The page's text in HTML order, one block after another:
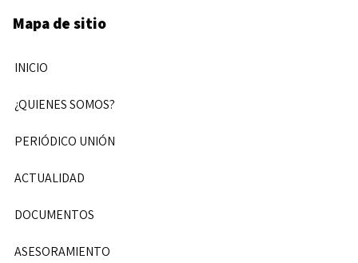
Mapa de sitio
INICIO
¿QUIENES SOMOS?
PERIÓDICO UNIÓN
ACTUALIDAD
DOCUMENTOS
ASESORAMIENTO